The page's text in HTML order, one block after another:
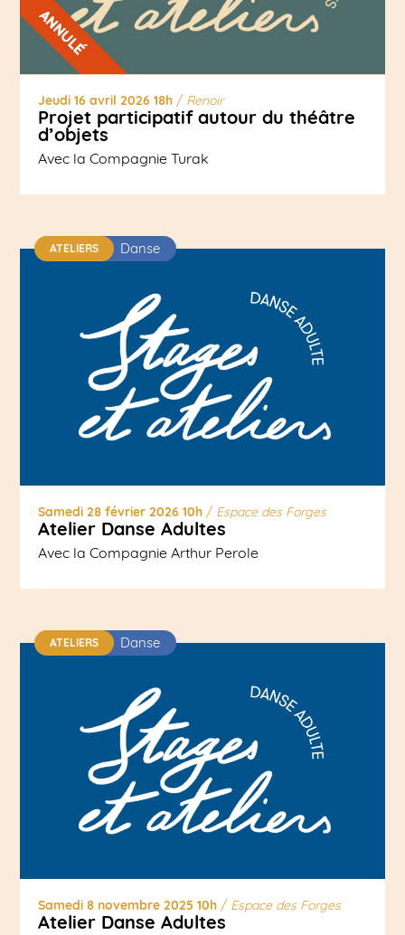
Jeudi 16 avril 2026 18h/ Renoir
Projet participatif autour du théâtre
d’objets
Avec la Compagnie Turak
Samedi 28 février 2026 10h/ Espace des Forges
Atelier Danse Adultes
Avec la Compagnie Arthur Perole
ATELIERS Danse
Samedi 8 novembre 2025 10h/ Espace des Forges
Atelier Danse Adultes
ATELIERS Danse